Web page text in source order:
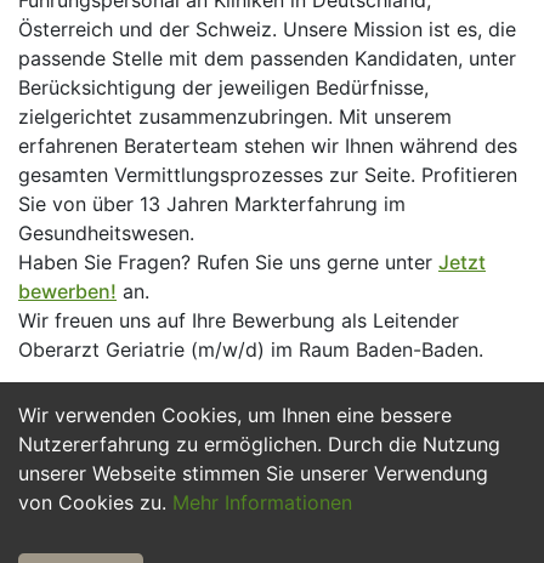
Wir verwenden Cookies, um Ihnen eine bessere
Nutzererfahrung zu ermöglichen. Durch die Nutzung
unserer Webseite stimmen Sie unserer Verwendung
von Cookies zu. Mehr Informationen
Österreich und der Schweiz. Unsere Mission ist es, die
passende Stelle mit dem passenden Kandidaten, unter
Berücksichtigung der jeweiligen Bedürfnisse,
zielgerichtet zusammenzubringen. Mit unserem
erfahrenen Beraterteam stehen wir Ihnen während des
gesamten Vermittlungsprozesses zur Seite. Profitieren
Sie von über 13 Jahren Markterfahrung im
Gesundheitswesen.
Haben Sie Fragen? Rufen Sie uns gerne unter Jetzt
bewerben! an.
Wir freuen uns auf Ihre Bewerbung als Leitender
Oberarzt Geriatrie (m/w/d) im Raum Baden-Baden.
Jetzt Bewerben